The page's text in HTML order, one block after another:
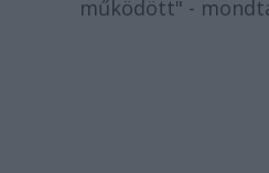
működött" -